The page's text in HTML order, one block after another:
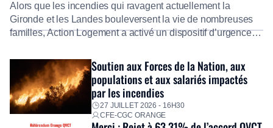
Alors que les incendies qui ravagent actuellement la
Gironde et les Landes bouleversent la vie de nombreuses
familles, Action Logement a activé un dispositif d’urgence
Fidèle à sa mission d’utilité sociale, le Groupe mobilise
immédiatement ses équipes afin de proposer un diagnostic
personnalisé, des aides financières pour faire face aux
premières dépenses, […]
Soutien aux Forces de la Nation, aux
populations et aux salariés impactés
par les incendies
27 JUILLET 2026 - 16H30
CFE-CGC ORANGE